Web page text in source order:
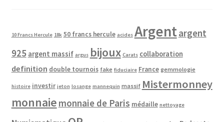
10 Francs Hercule 18k 50 francs hercule acides Argentargent
925 argent massif argus bijoux Carats collaboration
definition double tournois fake fiduciaire France gemmologie
histoire investir jeton losange mannequin massif Mistermonney
monnaie monnaie de Paris médaille nettoyage